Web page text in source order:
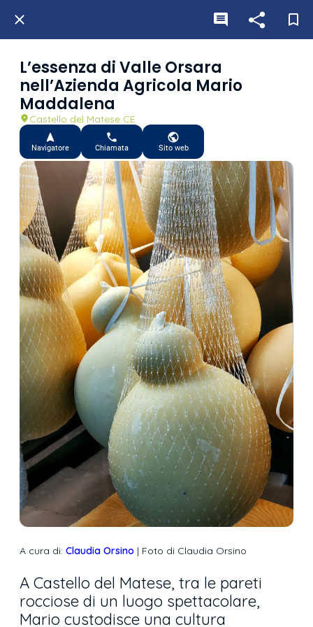
L’essenza di Valle Orsara
nell’Azienda Agricola Mario
Maddalena
Castello del Matese CE
Navigatore Chiamata Sito web
A cura di: Claudia Orsino | Foto di Claudia Orsino
A Castello del Matese, tra le pareti
rocciose di un luogo spettacolare,
Mario custodisce una cultura